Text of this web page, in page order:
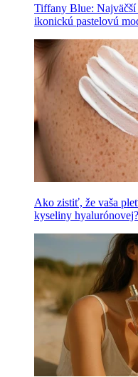
Tiffany Blue:
ikonickú pastelovú
Ako zistiť, že vaša
kyseliny